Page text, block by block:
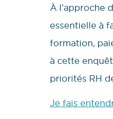
À l’approche
essentielle à
formation,
à cette
priorités RH
Je fais